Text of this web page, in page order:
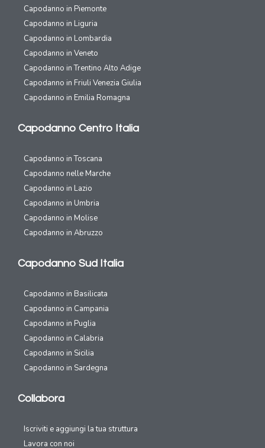
Capodanno in Piemonte
Capodanno in Liguria
Capodanno in Lombardia
Capodanno in Veneto
Capodanno in Trentino Alto Adige
Capodanno in Friuli Venezia Giulia
Capodanno in Emilia Romagna
Capodanno Centro Italia
Capodanno in Toscana
Capodanno nelle Marche
Capodanno in Lazio
Capodanno in Umbria
Capodanno in Molise
Capodanno in Abruzzo
Capodanno Sud Italia
Capodanno in Basilicata
Capodanno in Campania
Capodanno in Puglia
Capodanno in Calabria
Capodanno in Sicilia
Capodanno in Sardegna
Collabora
Iscriviti e aggiungi la tua struttura
Lavora con noi